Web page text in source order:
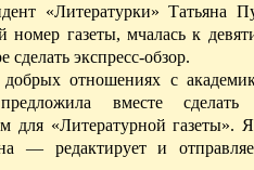
«Литературки» Татьяна
газеты, мчалась к
экспресс-обзор.
отношениях с
вместе
для «Литературной газеты».
— редактирует и